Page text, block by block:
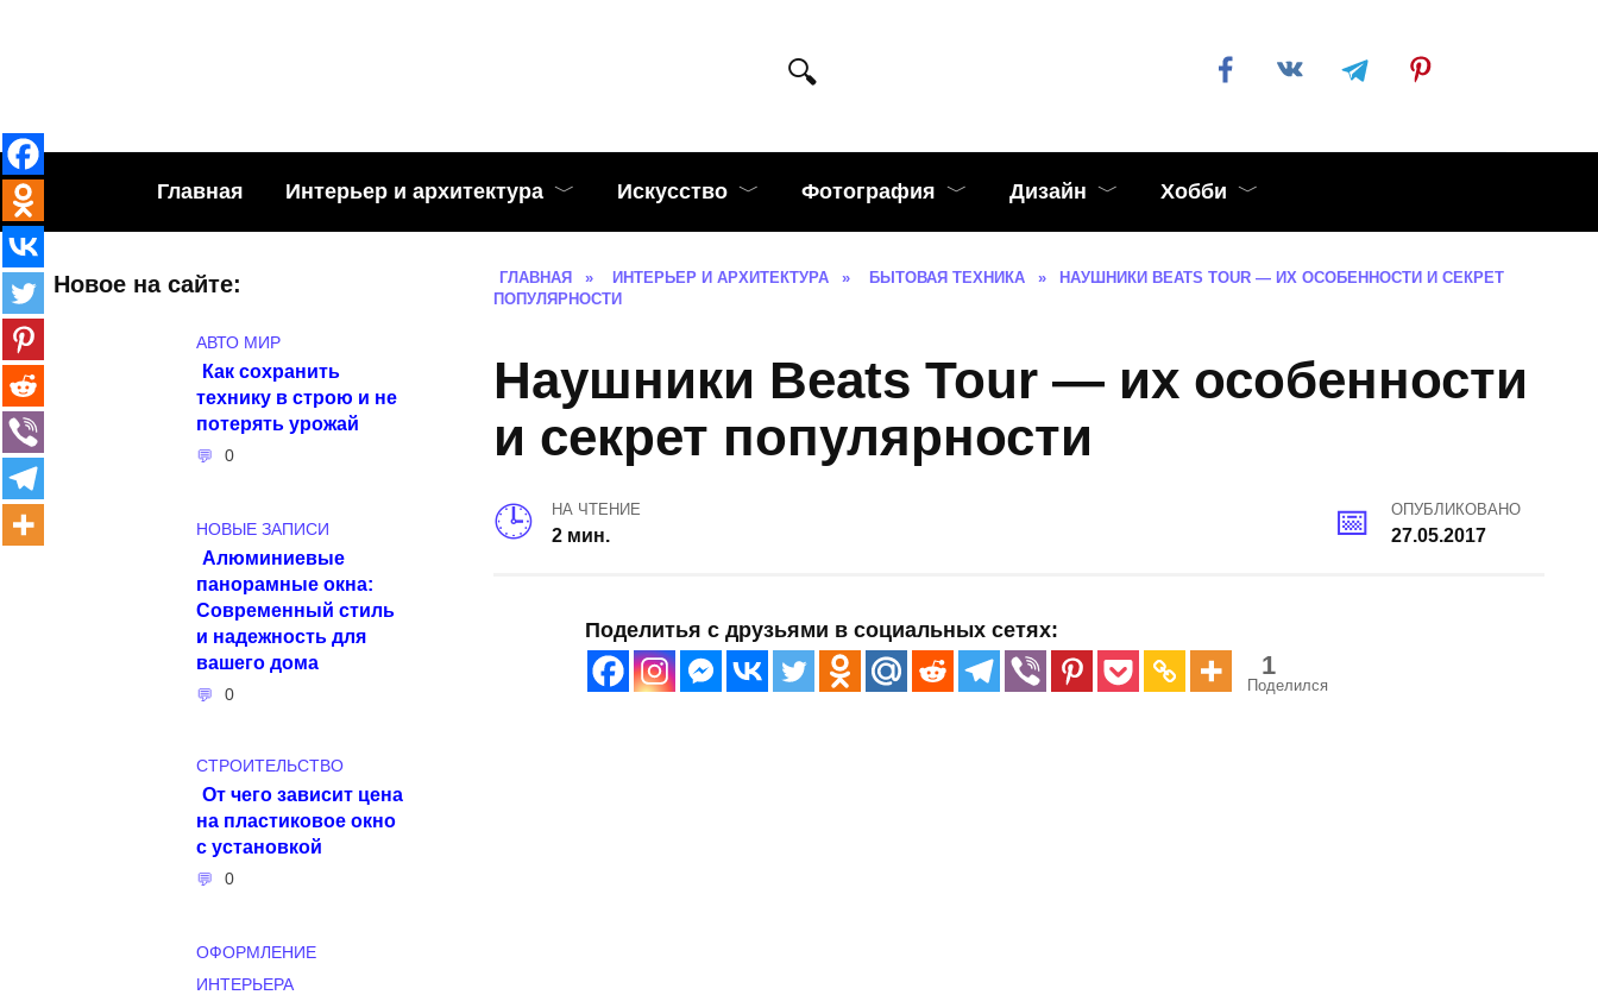
Главная Интерьер и архитектура Искусство Фотография Дизайн Хобби
ГЛАВНАЯ » ИНТЕРЬЕР И АРХИТЕКТУРА » БЫТОВАЯ ТЕХНИКА »
НАУШНИКИ BEATS TOUR — ИХ ОСОБЕННОСТИ И СЕКРЕТ
ПОПУЛЯРНОСТИ
Наушники Beats Tour — их особенности
и секрет популярности
НА ЧТЕНИЕ
2 мин.
ОПУБЛИКОВАНО
27.05.2017
Поделитья с друзьями в социальных сетях:
1
Поделился
Новое на сайте:
АВТО МИР
Как сохранить
технику в строю и не
потерять урожай
0
НОВЫЕ ЗАПИСИ
Алюминиевые
панорамные окна:
Современный стиль
и надежность для
вашего дома
0
СТРОИТЕЛЬСТВО
От чего зависит цена
на пластиковое окно
с установкой
0
ОФОРМЛЕНИЕ
ИНТЕРЬЕРА